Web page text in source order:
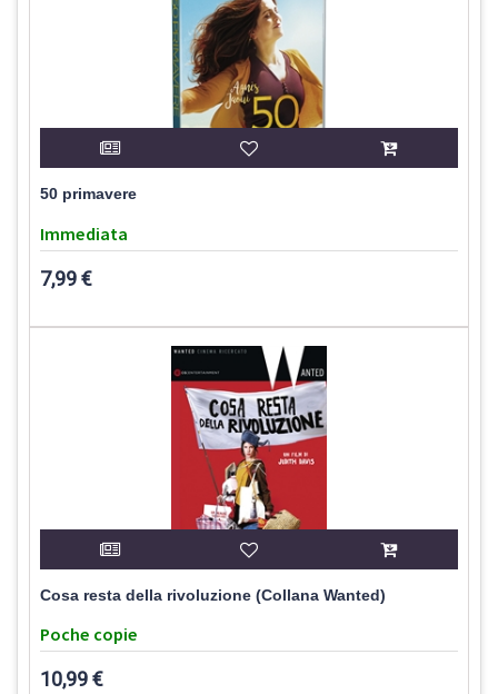
50 primavere
Immediata
7,99 €
Cosa resta della rivoluzione (Collana Wanted)
Poche copie
10,99 €